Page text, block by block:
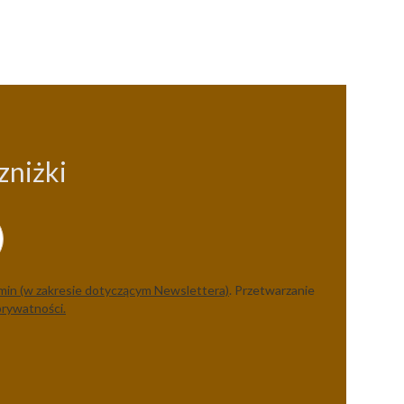
(w zakresie dotyczącym Newslettera). Przetwarzanie